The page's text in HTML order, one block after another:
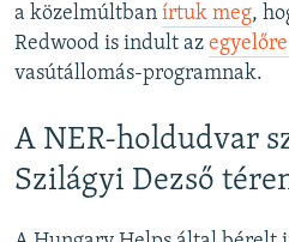
a közelmúltban írtuk meg,
Redwood is indult az
vasútállomás-programnak.
A NER-holdudvar
Szilágyi Dezső